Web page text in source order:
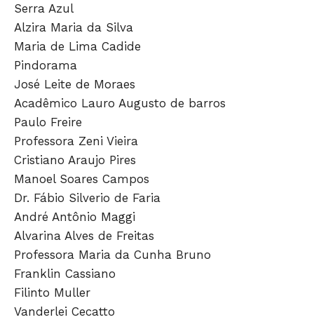
Serra Azul
Alzira Maria da Silva
Maria de Lima Cadide
Pindorama
José Leite de Moraes
Acadêmico Lauro Augusto de barros
Paulo Freire
Professora Zeni Vieira
Cristiano Araujo Pires
Manoel Soares Campos
Dr. Fábio Silverio de Faria
André Antônio Maggi
Alvarina Alves de Freitas
Professora Maria da Cunha Bruno
Franklin Cassiano
Filinto Muller
Vanderlei Cecatto